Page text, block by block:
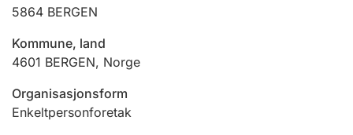
5864 BERGEN
Kommune, land
4601 BERGEN, Norge
Organisasjonsform
Enkeltpersonforetak